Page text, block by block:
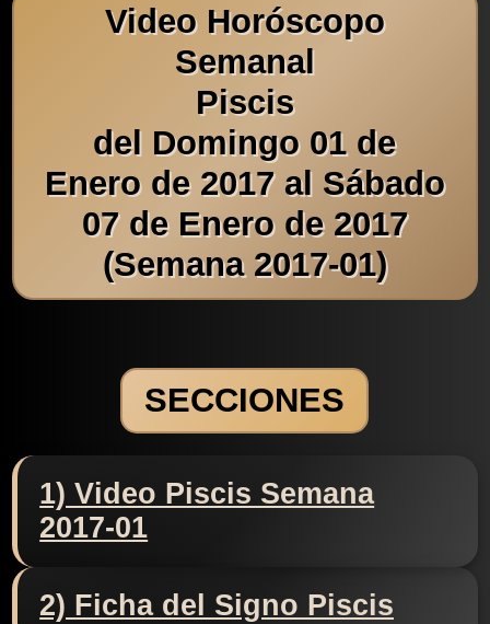
Video Horóscopo
Semanal
Piscis
del Domingo 01 de
Enero de 2017 al Sábado
07 de Enero de 2017
(Semana 2017-01)
SECCIONES
1) Video Piscis Semana
2017-01
2) Ficha del Signo Piscis